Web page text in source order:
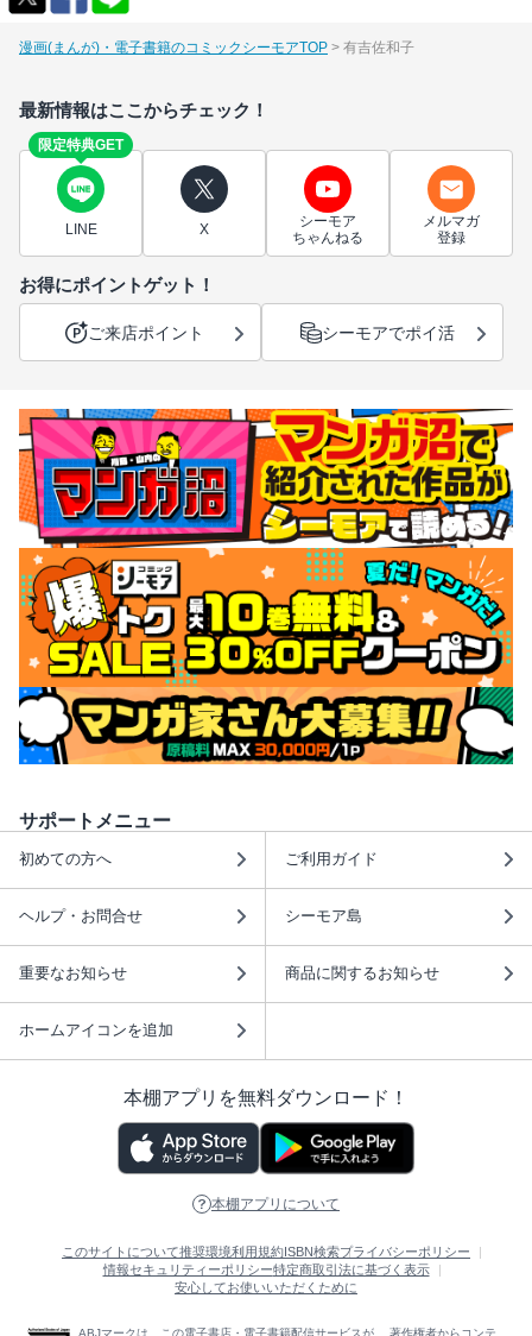
漫画(まんが)・電子書籍のコミックシーモアTOP 有吉佐和子
最新情報はここからチェック！
限定特典GET
LINE X
シーモア
ちゃんねる
メルマガ
登録
お得にポイントゲット！
ご来店ポイント シーモアでポイ活
サポートメニュー
初めての方へ ご利用ガイド
ヘルプ・お問合せ シーモア島
重要なお知らせ 商品に関するお知らせ
ホームアイコンを追加
本棚アプリを無料ダウンロード！
本棚アプリについて
このサイトについて推奨環境利用規約 ISBN検索プライバシーポリシー
情報セキュリティーポリシー特定商取引法に基づく表示
安心してお使いいただくために